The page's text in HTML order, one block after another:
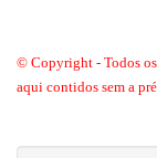
© Copyright - Todos
aqui contidos sem a